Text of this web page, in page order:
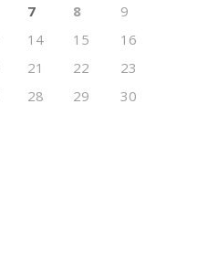
7 8
9
14 15
16
21 22
23
28 29
30